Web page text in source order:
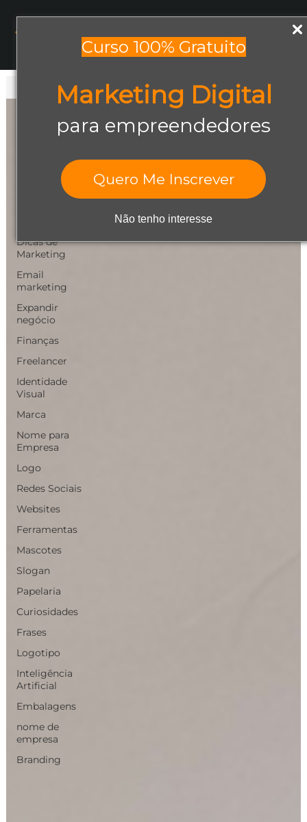
Curso 100% Gratuito
Marketing Digital
para empreendedores
Quero Me Inscrever
Não tenho interesse
Abrir negócio
Design Gráfico
Dicas de
Marketing
Email
marketing
Expandir
negócio
Finanças
Freelancer
Identidade
Visual
Marca
Nome para
Empresa
Logo
Redes Sociais
Websites
Ferramentas
Mascotes
Slogan
Papelaria
Curiosidades
Frases
Logotipo
Inteligência
Artificial
Embalagens
nome de
empresa
Branding
Todos os posts